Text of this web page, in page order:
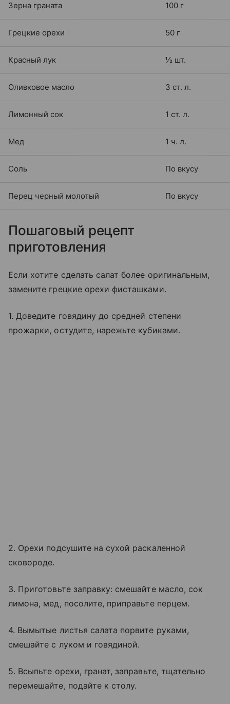
Зерна граната 100 г
Грецкие орехи 50 г
Красный лук ½ шт.
Оливковое масло 3 ст. л.
Лимонный сок 1 ст. л.
Мед 1 ч. л.
Соль По вкусу
Перец черный молотый По вкусу
Пошаговый рецепт
приготовления
Если хотите сделать салат более оригинальным,
замените грецкие орехи фисташками.
1. Доведите говядину до средней степени
прожарки, остудите, нарежьте кубиками.
2. Орехи подсушите на сухой раскаленной
сковороде.
3. Приготовьте заправку: смешайте масло, сок
лимона, мед, посолите, приправьте перцем.
4. Вымытые листья салата порвите руками,
смешайте с луком и говядиной.
5. Всыпьте орехи, гранат, заправьте, тщательно
перемешайте, подайте к столу.